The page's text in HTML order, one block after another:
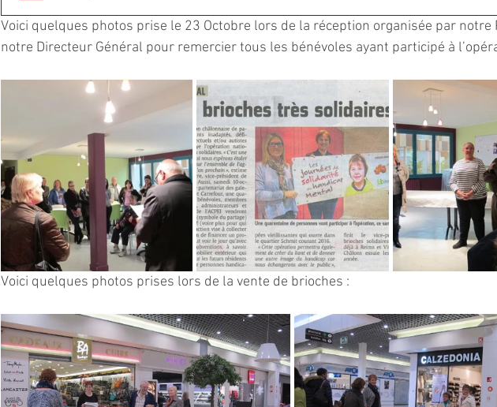
Voici quelques photos prise le 23 Octobre lors de la réception organisée par notre
notre Directeur Général pour remercier tous les bénévoles ayant participé à
Voici quelques photos prises lors de la vente de brioches :